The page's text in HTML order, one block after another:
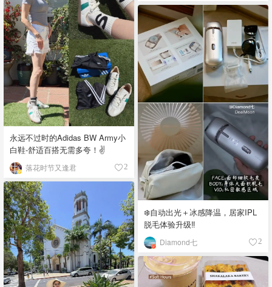
永远不过时的Adidas BW Army小
白鞋-舒适百搭无需多夸！✌️
落花时节又逢君 2
❄️自动出光＋冰感降温，居家IPL
脱毛体验升级‼️
Diamond七 2